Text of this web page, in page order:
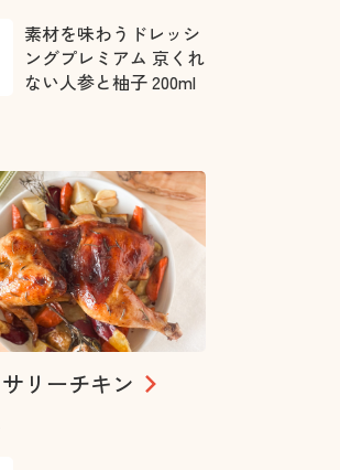
素材を味わうドレッシ
ングプレミアム 京くれ
ない人参と柚子 200ml
リーチキン